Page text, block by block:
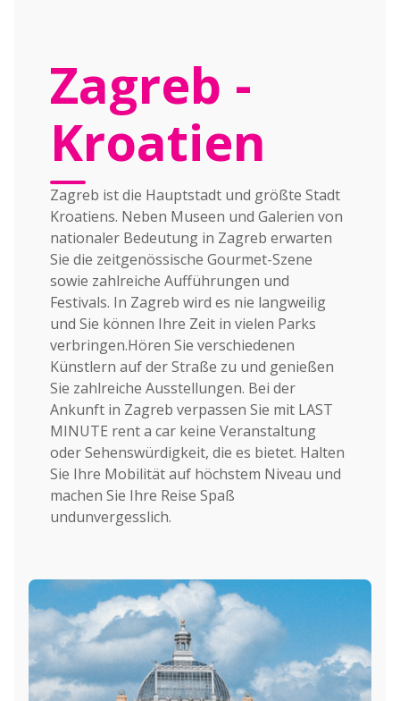
Zagreb -
Kroatien
Zagreb ist die Hauptstadt und größte Stadt
Kroatiens. Neben Museen und Galerien von
nationaler Bedeutung in Zagreb erwarten
Sie die zeitgenössische Gourmet-Szene
sowie zahlreiche Aufführungen und
Festivals. In Zagreb wird es nie langweilig
und Sie können Ihre Zeit in vielen Parks
verbringen.Hören Sie verschiedenen
Künstlern auf der Straße zu und genießen
Sie zahlreiche Ausstellungen. Bei der
Ankunft in Zagreb verpassen Sie mit LAST
MINUTE rent a car keine Veranstaltung
oder Sehenswürdigkeit, die es bietet. Halten
Sie Ihre Mobilität auf höchstem Niveau und
machen Sie Ihre Reise Spaß
undunvergesslich.